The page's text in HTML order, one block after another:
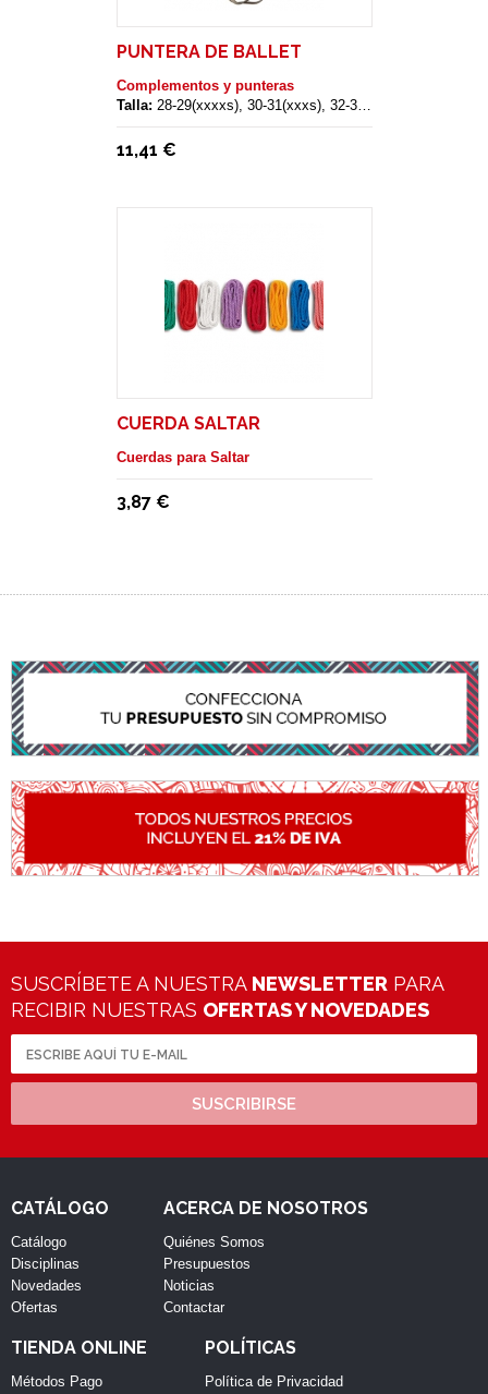
PUNTERA DE BALLET
Complementos y punteras
Talla: 28-29(xxxxs), 30-31(xxxs), 32-33(xxs), 34-35(xs), 36-37(s), 38-39(m), 40-41(l), 42-43(xl)
11,41 €
CUERDA SALTAR
Cuerdas para Saltar
3,87 €
SUSCRÍBETE A NUESTRA NEWSLETTER PARA
RECIBIR NUESTRAS OFERTAS Y NOVEDADES
SUSCRIBIRSE
CATÁLOGO
Catálogo
Disciplinas
Novedades
Ofertas
ACERCA DE NOSOTROS
Quiénes Somos
Presupuestos
Noticias
Contactar
TIENDA ONLINE
Métodos Pago
POLÍTICAS
Política de Privacidad